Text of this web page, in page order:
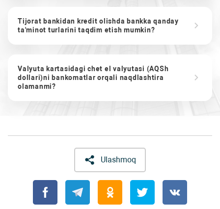
Tijorat bankidan kredit olishda bankka qanday
ta'minot turlarini taqdim etish mumkin?
Valyuta kartasidagi chet el valyutasi (AQSh
dollari)ni bankomatlar orqali naqdlashtira
olamanmi?
Ulashmoq